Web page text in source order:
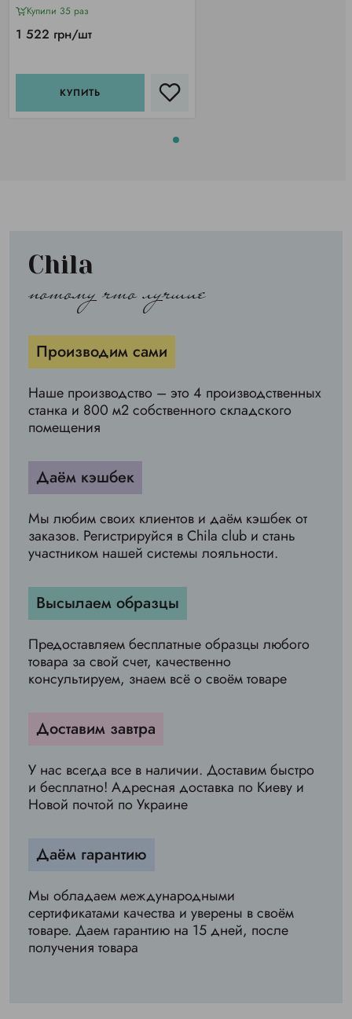
Купили 35 раз
1 522 грн/шт
КУПИТЬ
Chila
потому что лучшие
Производим сами
Наше производство – это 4 производственных
станка и 800 м2 собственного складского
помещения
Даём кэшбек
Мы любим своих клиентов и даём кэшбек от
заказов. Регистрируйся в Chila club и стань
участником нашей системы лояльности.
Высылаем образцы
Предоставляем бесплатные образцы любого
товара за свой счет, качественно
консультируем, знаем всё о своём товаре
Доставим завтра
У нас всегда все в наличии. Доставим быстро
и бесплатно! Адресная доставка по Киеву и
Новой почтой по Украине
Даём гарантию
Мы обладаем международными
сертификатами качества и уверены в своём
товаре. Даем гарантию на 15 дней, после
получения товара